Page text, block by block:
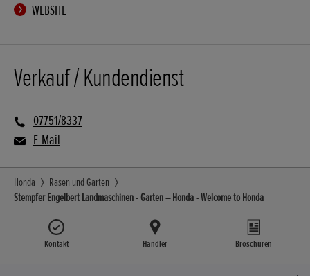
WEBSITE
Verkauf / Kundendienst
07751/8337
E-Mail
Honda
Rasen und Garten
Stempfer Engelbert Landmaschinen - Garten – Honda - Welcome to Honda
Kontakt Händler Broschüren